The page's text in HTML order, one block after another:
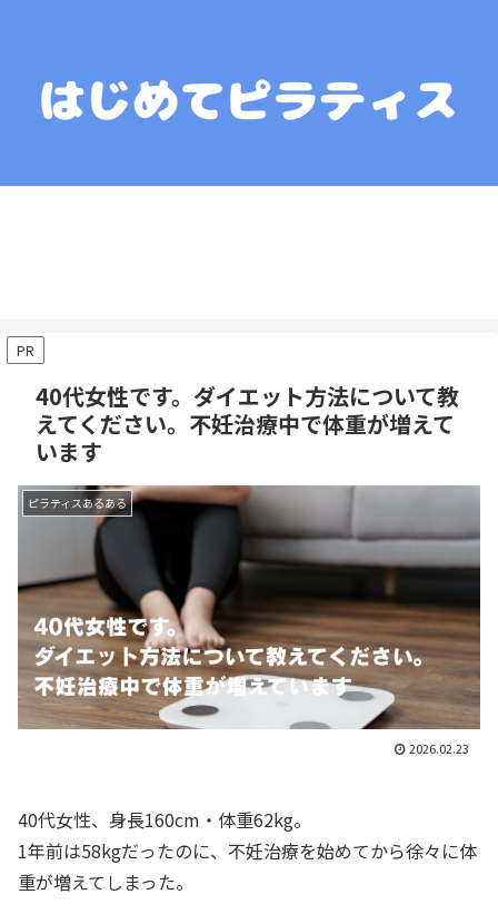
PR
40代女性です。ダイエット方法について教
えてください。不妊治療中で体重が増えて
います
ピラティスあるある
2026.02.23
40代女性、身長160cm・体重62kg。
1年前は58kgだったのに、不妊治療を始めてから徐々に体
重が増えてしまった。